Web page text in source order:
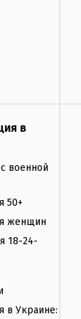
в
военной
50+
женщин
18-24-
в Украине: